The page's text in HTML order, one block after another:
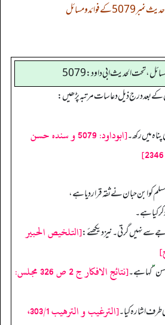
کے فوائد و مسائل
تحت الحديث ابي داود: 5079
میں رکھ۔
[ابوداود: 5079 و سنده حسن
ابن حبان نے ثقہ قرار دیا ہے،
کیا ہے۔
نہیں گرتی۔ نیز دیکھئے:[التلخيص الحبير
“کہا ہے۔
[نتائج الافكار ج 2 ص 326 مجلس:
اشارہ کیا۔
[الترغيب و الترهيب 303/1،